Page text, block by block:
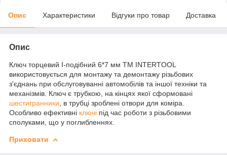
Опис Характеристики Відгуки про товар Доставка
Опис
Ключ торцевий I-подібний 6*7 мм ТМ INTERTOOL
використовується для монтажу та демонтажу різьбових
з'єднань при обслуговуванні автомобілів та іншої техніки та
механізмів. Ключ є трубкою, на кінцях якої сформовані
шестигранники , в трубці зроблені отвори для коміра.
Особливо ефективні ключі під час роботи з різьбовими
сполуками, що у поглибленнях.
Приховати